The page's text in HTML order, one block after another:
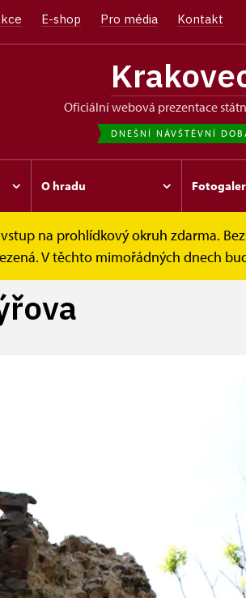
E-shop Pro média Kontakt
oficiální webová prezentace
DNEŠNÍ NÁVŠTĚVNÍ
O hradu
na prohlídkový okruh zdarma.
V těchto mimořádných dnech